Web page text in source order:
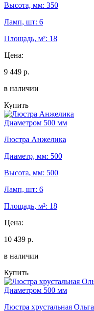
Высота, мм: 350
Ламп, шт: 6
Площадь, м²: 18
Цена:
9 449 р.
в наличии
Купить
Диаметром 500 мм
Люстра Анжелика
Диаметр, мм: 500
Высота, мм: 500
Ламп, шт: 6
Площадь, м²: 18
Цена:
10 439 р.
в наличии
Купить
Диаметром 500 мм
Люстра хрустальная Ольга